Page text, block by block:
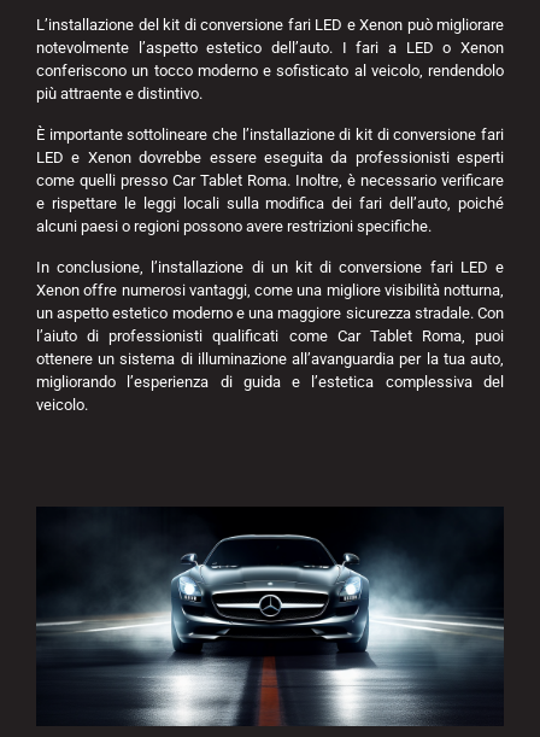
L’installazione del kit di conversione fari LED e Xenon può migliorare
notevolmente l’aspetto estetico dell’auto. I fari a LED o Xenon
conferiscono un tocco moderno e sofisticato al veicolo, rendendolo
più attraente e distintivo.
È importante sottolineare che l’installazione di kit di conversione fari
LED e Xenon dovrebbe essere eseguita da professionisti esperti
come quelli presso Car Tablet Roma. Inoltre, è necessario verificare
e rispettare le leggi locali sulla modifica dei fari dell’auto, poiché
alcuni paesi o regioni possono avere restrizioni specifiche.
In conclusione, l’installazione di un kit di conversione fari LED e
Xenon offre numerosi vantaggi, come una migliore visibilità notturna,
un aspetto estetico moderno e una maggiore sicurezza stradale. Con
l’aiuto di professionisti qualificati come Car Tablet Roma, puoi
ottenere un sistema di illuminazione all’avanguardia per la tua auto,
migliorando l’esperienza di guida e l’estetica complessiva del
veicolo.